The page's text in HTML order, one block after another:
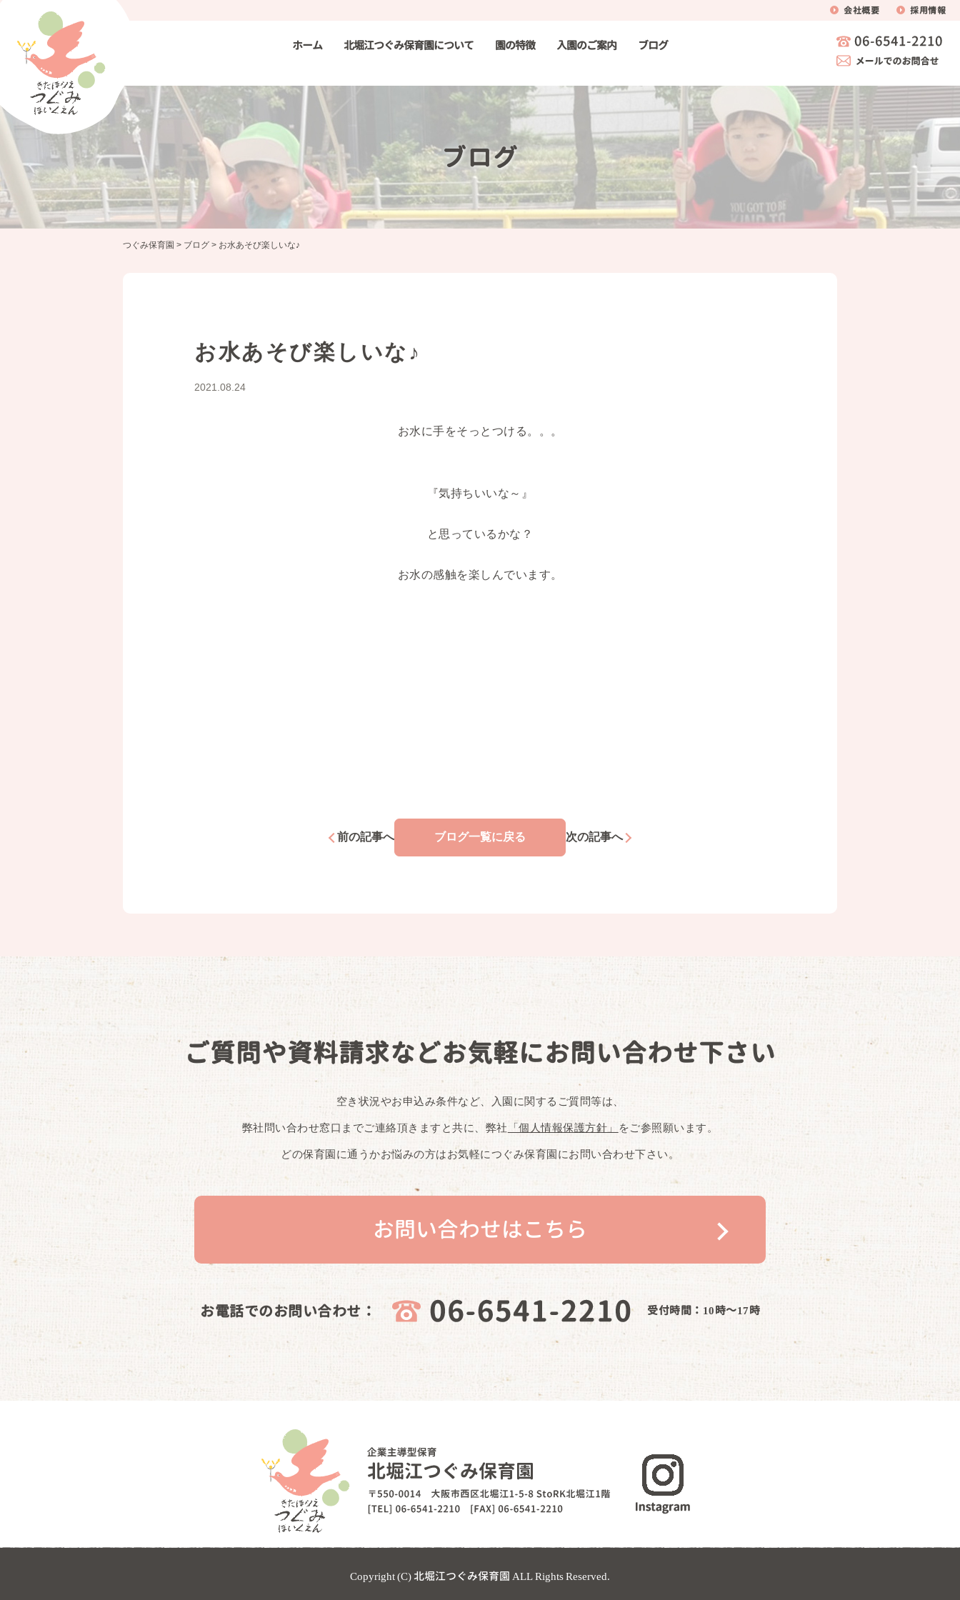
会社概要 採用情報
ホーム 北堀江つぐみ保育園について 園の特徴 入園のご案内 ブログ
ブログ
つぐみ保育園 > ブログ > お水あそび楽しいな♪
お水あそび楽しいな♪
2021.08.24
お水に手をそっとつける。。。
『気持ちいいな～』
と思っているかな？
お水の感触を楽しんでいます。
前の記事へ ブログ一覧に戻る 次の記事へ
ご質問や資料請求などお気軽にお問い合わせ下さい
空き状況やお申込み条件など、入園に関するご質問等は、
弊社問い合わせ窓口までご連絡頂きますと共に、弊社 「個人情報保護方針」 をご参照願います。
どの保育園に通うかお悩みの方はお気軽につぐみ保育園にお問い合わせ下さい。
お問い合わせはこちら
お電話でのお問い合わせ： 受付時間：10時～17時
Copyright (C) 北堀江つぐみ保育園 ALL Rights Reserved.